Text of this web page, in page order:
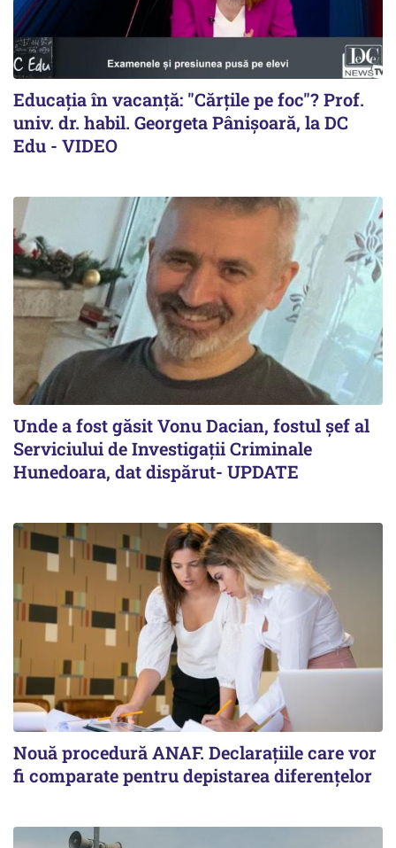
Educația în vacanță: "Cărțile pe foc"? Prof.
univ. dr. habil. Georgeta Pânișoară, la DC
Edu - VIDEO
Unde a fost găsit Vonu Dacian, fostul șef al
Serviciului de Investigații Criminale
Hunedoara, dat dispărut- UPDATE
Nouă procedură ANAF. Declarațiile care vor
fi comparate pentru depistarea diferențelor